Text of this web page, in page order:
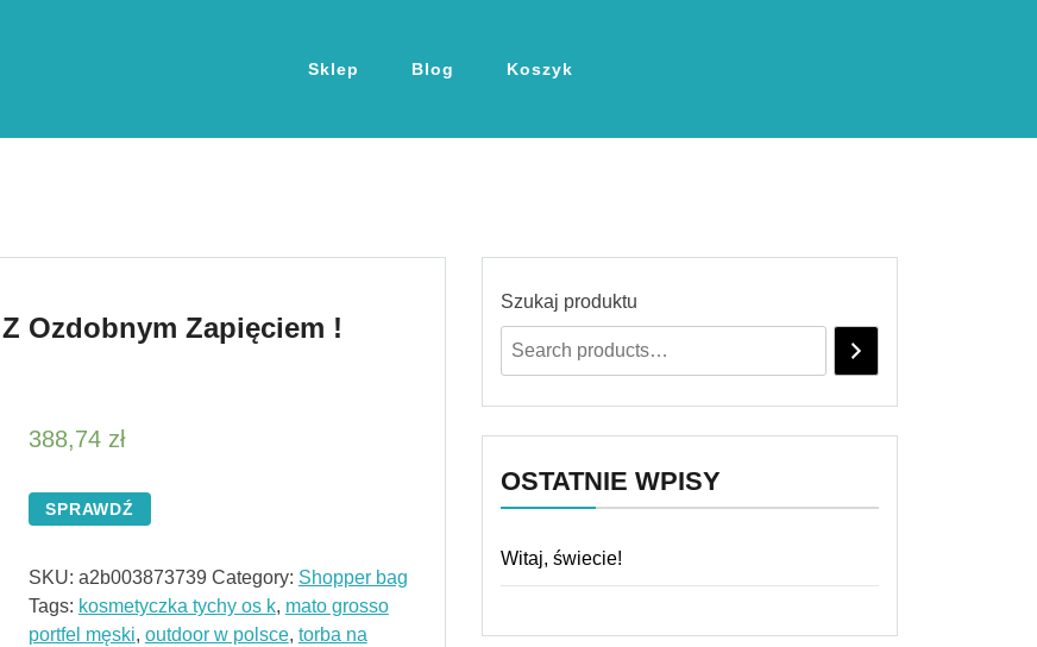
Sklep Blog Koszyk
Ozdobnym Zapięciem !
388,74 zł
SPRAWDŹ
SKU: a2b003873739 Category: Shopper bag
Tags: kosmetyczka tychy os k, mato grosso
portfel męski, outdoor w polsce, torba na
Szukaj produktu
OSTATNIE WPISY
Witaj, świecie!